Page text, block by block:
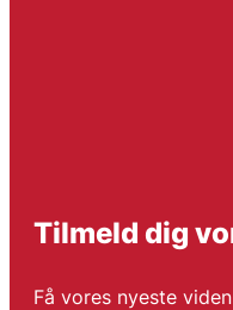
Tilmeld dig
Få vores nyeste